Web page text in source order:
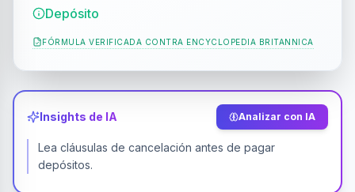
Depósito
FÓRMULA VERIFICADA CONTRA ENCYCLOPEDIA BRITANNICA
Insights de IA Analizar con IA
Lea cláusulas de cancelación antes de pagar
depósitos.